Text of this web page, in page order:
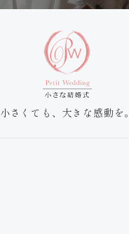
小さくても、大きな感動を。